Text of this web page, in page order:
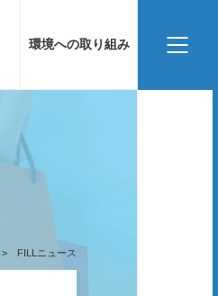
環境への取り組み
FILLニュース